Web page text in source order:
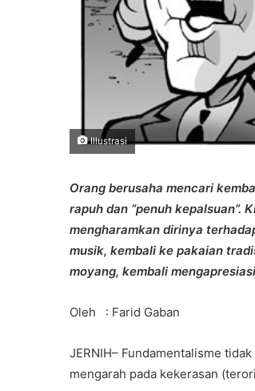
Illustrasi
Orang berusaha mencari
rapuh dan “penuh kepalsuan”.
mengharamkan dirinya
musik, kembali ke pakaian
moyang, kembali
Oleh : Farid Gaban
JERNIH– Fundamentalisme
mengarah pada kekerasan